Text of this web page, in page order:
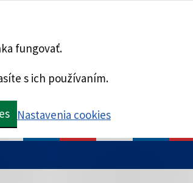
fungovať.
s ich používaním.
Nastavenia cookies